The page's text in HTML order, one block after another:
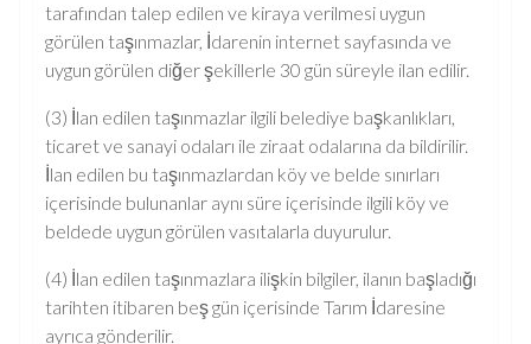
tarafından talep edilen ve kiraya verilmesi uygun
görülen taşınmazlar, İdarenin internet sayfasında ve
uygun görülen diğer şekillerle 30 gün süreyle ilan edilir.
(3) İlan edilen taşınmazlar ilgili belediye başkanlıkları,
ticaret ve sanayi odaları ile ziraat odalarına da bildirilir.
İlan edilen bu taşınmazlardan köy ve belde sınırları
içerisinde bulunanlar aynı süre içerisinde ilgili köy ve
beldede uygun görülen vasıtalarla duyurulur.
(4) İlan edilen taşınmazlara ilişkin bilgiler, ilanın başladığı
tarihten itibaren beş gün içerisinde Tarım İdaresine
ayrıca gönderilir.